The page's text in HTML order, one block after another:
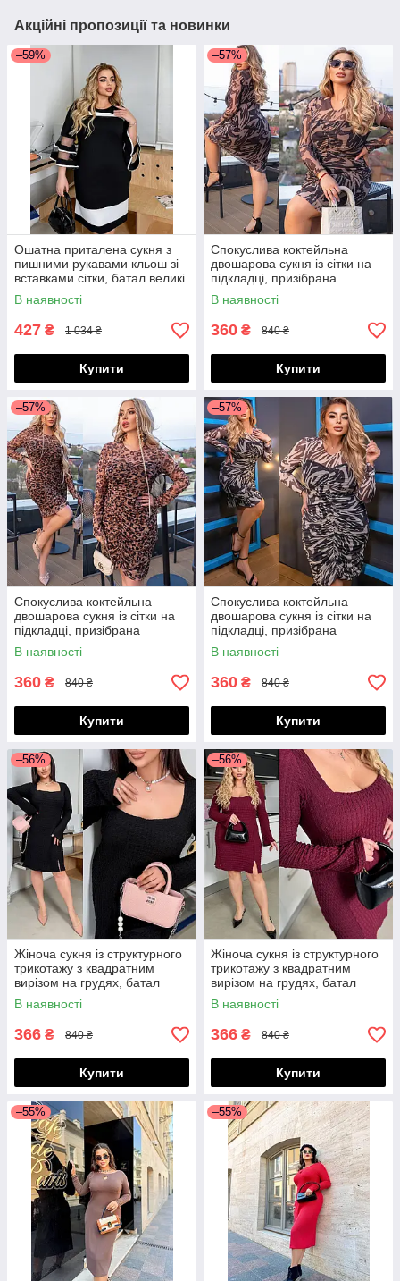
Акційні пропозиції та новинки
–59%
Ошатна приталена сукня з
пишними рукавами кльош зі
вставками сітки, батал великі
розміри
В наявності
427 ₴ 1 034 ₴
Купити
–57%
Спокуслива коктейльна
двошарова сукня із сітки на
підкладці, призібрана
спереду, норма і батал великі
розміри
В наявності
360 ₴ 840 ₴
Купити
–57%
Спокуслива коктейльна
двошарова сукня із сітки на
підкладці, призібрана
спереду, норма і батал великі
розміри
В наявності
360 ₴ 840 ₴
Купити
–57%
Спокуслива коктейльна
двошарова сукня із сітки на
підкладці, призібрана
спереду, норма і батал великі
розміри
В наявності
360 ₴ 840 ₴
Купити
–56%
Жіноча сукня із структурного
трикотажу з квадратним
вирізом на грудях, батал
великі розміри
В наявності
366 ₴ 840 ₴
Купити
–56%
Жіноча сукня із структурного
трикотажу з квадратним
вирізом на грудях, батал
великі розміри
В наявності
366 ₴ 840 ₴
Купити
–55% –55%